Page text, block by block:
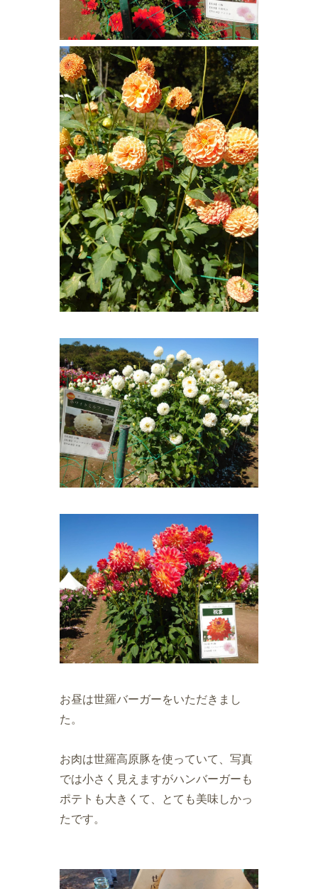
お昼は世羅バーガーをいただきまし
た。
お肉は世羅高原豚を使っていて、写真
では小さく見えますがハンバーガーも
ポテトも大きくて、とても美味しかっ
たです。